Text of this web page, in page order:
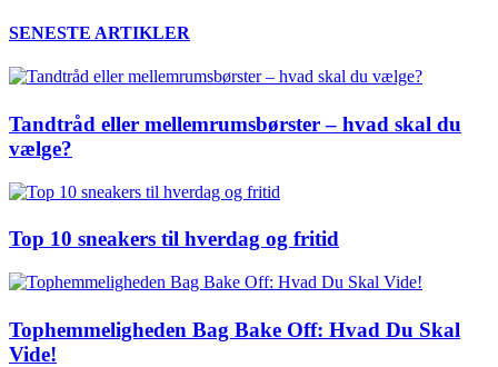
SENESTE ARTIKLER
Tandtråd eller mellemrumsbørster – hvad skal du
vælge?
Top 10 sneakers til hverdag og fritid
Tophemmeligheden Bag Bake Off: Hvad Du Skal
Vide!